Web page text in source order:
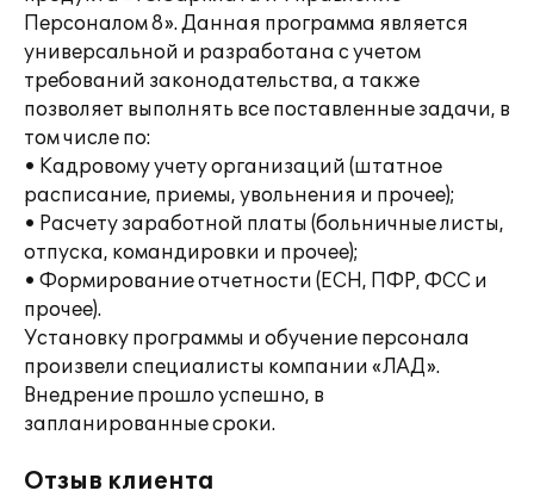
Персоналом 8». Данная программа является
универсальной и разработана с учетом
требований законодательства, а также
позволяет выполнять все поставленные задачи, в
том числе по:
• Кадровому учету организаций (штатное
расписание, приемы, увольнения и прочее);
• Расчету заработной платы (больничные листы,
отпуска, командировки и прочее);
• Формирование отчетности (ЕСН, ПФР, ФСС и
прочее).
Установку программы и обучение персонала
произвели специалисты компании «ЛАД».
Внедрение прошло успешно, в
запланированные сроки.
Отзыв клиента